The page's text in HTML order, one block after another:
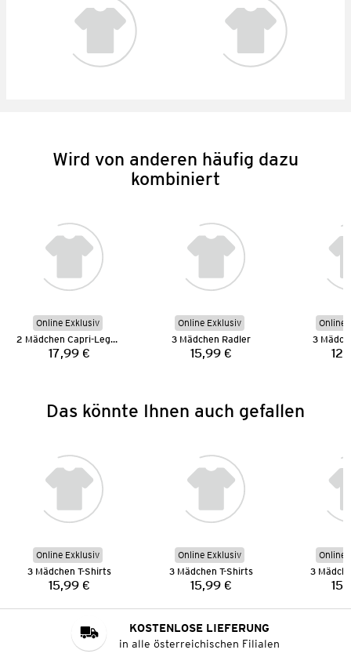
Wird von anderen häufig dazu
kombiniert
Online Exklusiv
2 Mädchen Capri-Leggings
Preis:
17,99 €
Online Exklusiv
3 Mädchen Radler
Preis:
15,99 €
Online
3
Das könnte Ihnen auch gefallen
Online Exklusiv
3 Mädchen T-Shirts
Preis:
15,99 €
Online Exklusiv
3 Mädchen T-Shirts
Preis:
15,99 €
Online
3
KOSTENLOSE LIEFERUNG
in alle österreichischen Filialen